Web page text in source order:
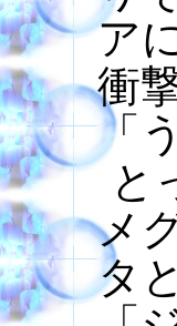
ア
衝
「
と
メ
タ